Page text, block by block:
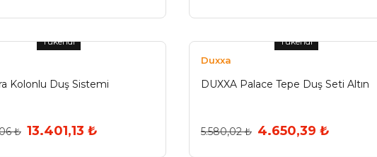
Tükendi
Kolonlu Duş Sistemi
₺ 13.401,13 ₺
Tükendi
Duxxa
DUXXA Palace Tepe Duş Seti Altın
5.580,02 ₺ 4.650,39 ₺